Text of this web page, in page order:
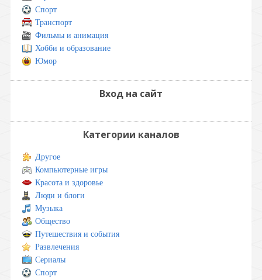
Спорт
Транспорт
Фильмы и анимация
Хобби и образование
Юмор
Вход на сайт
Категории каналов
Другое
Компьютерные игры
Красота и здоровье
Люди и блоги
Музыка
Общество
Путешествия и события
Развлечения
Сериалы
Спорт